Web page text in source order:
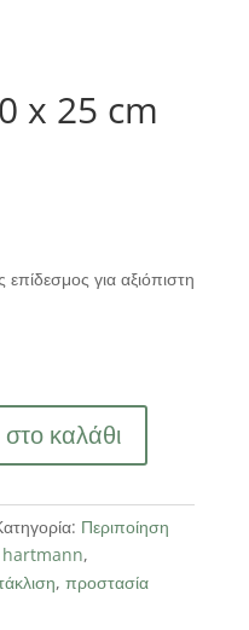
x 25 cm
για αξιόπιστη
καλάθι
Περιποίηση
hartmann,
, προστασία